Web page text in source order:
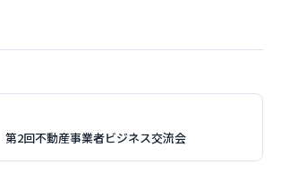
2回不動産事業者ビジネス交流会